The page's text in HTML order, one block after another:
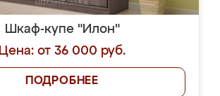
Шкаф-купе "Илон"
Цена: от 36 000 руб.
ПОДРОБНЕЕ